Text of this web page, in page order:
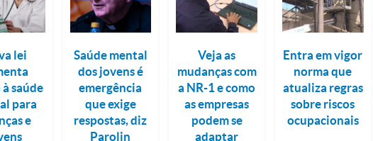
lei
à saúde
para
e
Saúde mental
dos jovens é
emergência
que exige
respostas, diz
Parolin
Veja as
mudanças com
a NR-1 e como
as empresas
podem se
adaptar
Entra em vigor
norma que
atualiza regras
sobre riscos
ocupacionais